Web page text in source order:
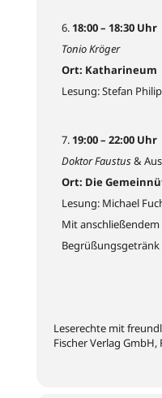
18:00 – 18:30 Uhr
Tonio Kröger
Ort: Katharineum
Lesung: Stefan
19:00 – 22:00 Uhr
Doktor Faustus&
Ort: Die
Lesung: Michael
Mit
Begrüßungsgetränk
Leserechte mit
Fischer Verlag